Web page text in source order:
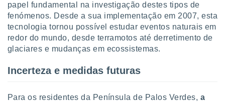
papel fundamental na investigação destes tipos de
fenómenos. Desde a sua implementação em 2007, esta
tecnologia tornou possível estudar eventos naturais em
redor do mundo, desde terramotos até derretimento de
glaciares e mudanças em ecossistemas.
Incerteza e medidas futuras
Para os residentes da Península de Palos Verdes, a